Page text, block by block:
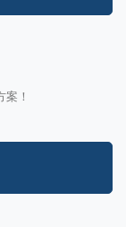
！